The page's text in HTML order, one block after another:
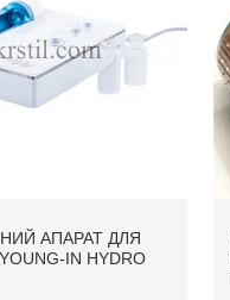
АПАРАТ ДЛЯ
IN HYDRO